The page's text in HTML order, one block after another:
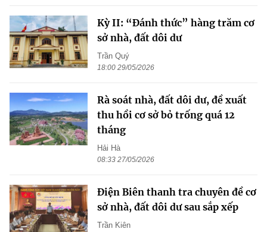
Kỳ II: “Đánh thức” hàng trăm cơ
sở nhà, đất dôi dư
Trần Quý
18:00 29/05/2026
Rà soát nhà, đất dôi dư, đề xuất
thu hồi cơ sở bỏ trống quá 12
tháng
Hải Hà
08:33 27/05/2026
Điện Biên thanh tra chuyên đề cơ
sở nhà, đất dôi dư sau sắp xếp
Trần Kiên